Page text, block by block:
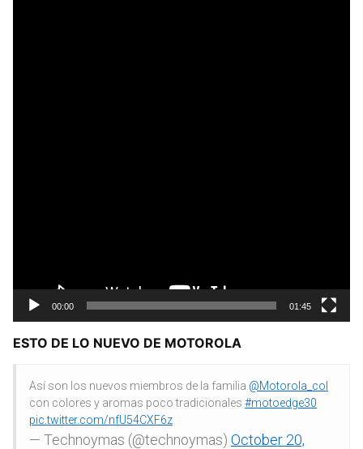
00:00 01:45
ESTO DE LO NUEVO DE MOTOROLA
Así son los nuevos miembros de la familia @Motorola_col
con colores y aromas poco tradicionales #motoedge30
pic.twitter.com/nfU54CXF6z
— Technoymas (@technoymas) October 20,